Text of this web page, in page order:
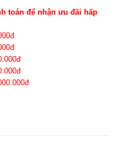
toán để nhận ưu đãi hấp